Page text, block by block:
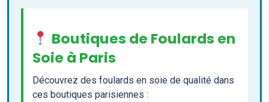
Boutiques de Foulards en
Soie à Paris
Découvrez des foulards en soie de qualité dans
ces boutiques parisiennes :